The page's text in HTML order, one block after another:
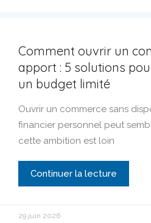
Comment ouvrir un
apport : 5 solutions
un budget limité
Ouvrir un commerce sans
financier personnel peut
cette ambition est loin
Continuer la lecture
29 juin 2026